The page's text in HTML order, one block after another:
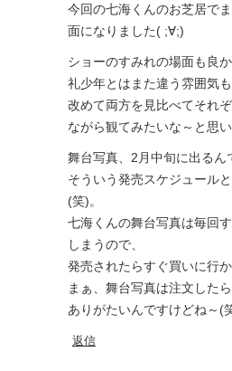
今回の七海くんのお芝居で
面になりました( ;∀;)
ショーのすみれの場面も良
礼少年とはまた違う雰囲気も
改めて両方を見比べてそれ
ながら観てみたいな～と思
舞台写真、2月中旬に出るん
そういう発売スケジュール
(笑)。
七海くんの舞台写真は毎回
しまうので、
発売されたらすぐ買いに行か
まぁ、舞台写真は注文した
ありがたいんですけどね～(
返信